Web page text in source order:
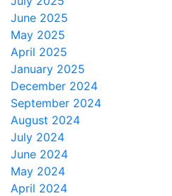
June 2025
May 2025
April 2025
January 2025
December 2024
September 2024
August 2024
July 2024
June 2024
May 2024
April 2024